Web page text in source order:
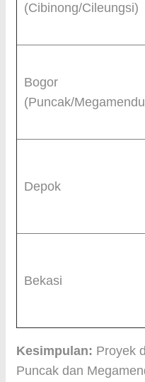
(Cibinong/Cileungsi)
Bogor
(Puncak/
Depok
Bekasi
Kesimpulan: Proyek
Puncak dan